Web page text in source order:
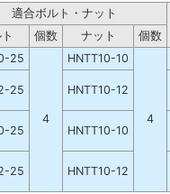
適合ボルト・ナット
個数 ナット
個数
25
4
HNTT10-10
4
25 HNTT10-12
25 HNTT10-10
25 HNTT10-12